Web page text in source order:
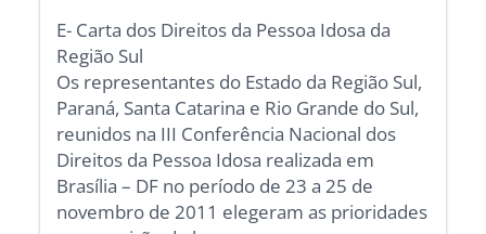
E- Carta dos Direitos da Pessoa Idosa da
Região Sul
Os representantes do Estado da Região Sul,
Paraná, Santa Catarina e Rio Grande do Sul,
reunidos na III Conferência Nacional dos
Direitos da Pessoa Idosa realizada em
Brasília – DF no período de 23 a 25 de
novembro de 2011 elegeram as prioridades